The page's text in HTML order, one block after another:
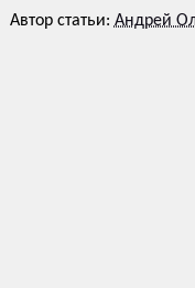
Автор статьи:Андрей